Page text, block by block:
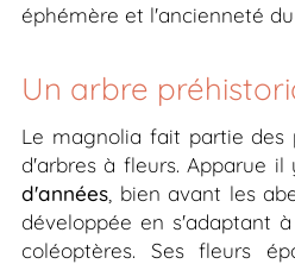
éphémère et l'ancienneté
Un arbre
Le magnolia fait partie des
d'arbres à fleurs. Apparue il
d'années , bien avant les
développée en s'adaptant
coléoptères. Ses fleurs